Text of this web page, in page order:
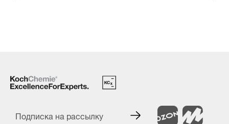
Подписка на рассылку